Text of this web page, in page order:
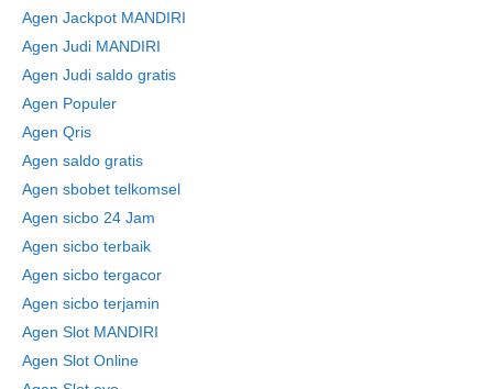
Agen Jackpot MANDIRI
Agen Judi MANDIRI
Agen Judi saldo gratis
Agen Populer
Agen Qris
Agen saldo gratis
Agen sbobet telkomsel
Agen sicbo 24 Jam
Agen sicbo terbaik
Agen sicbo tergacor
Agen sicbo terjamin
Agen Slot MANDIRI
Agen Slot Online